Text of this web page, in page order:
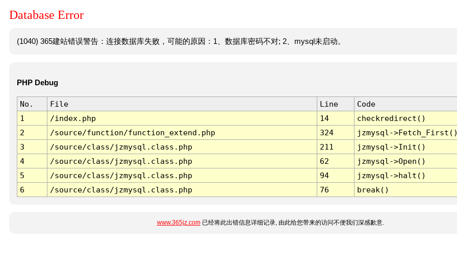
Database Error
(1040) 365建站错误警告：连接数据库失败，可能的原因：1、数据库密码不对; 2、mysql未启动。
PHP Debug
No. File Line
Code
1
/index.php 14
checkredirect()
2
/source/function/function_extend.php 324
jzmysql-
3
/source/class/jzmysql.class.php 211
jzmysql->Init()
4
/source/class/jzmysql.class.php 62
jzmysql->Open()
5
/source/class/jzmysql.class.php 94
jzmysql->halt()
6
/source/class/jzmysql.class.php 76 break()
www.365jz.com已经将此出错信息详细记录, 由此给您带来的访问不便我们深感歉意.